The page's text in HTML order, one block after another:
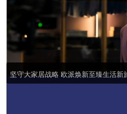
我国陶瓷行业的岩板时代或将到来
我国陶瓷行业的岩板时代或将到来